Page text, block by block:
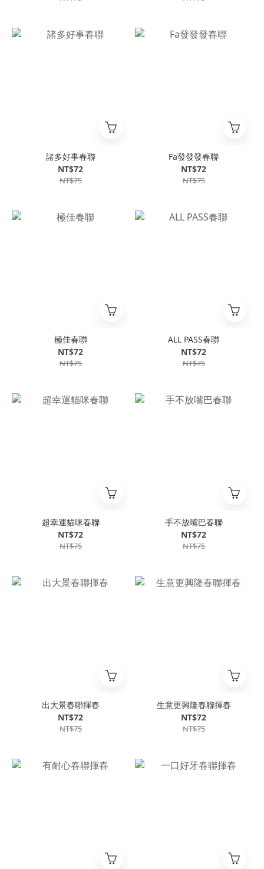
諸多好事春聯
NT$72
NT$75
Fa發發發春聯
NT$72
NT$75
極佳春聯
NT$72
NT$75
ALL PASS春聯
NT$72
NT$75
超幸運貓咪春聯
NT$72
NT$75
手不放嘴巴春聯
NT$72
NT$75
出大景春聯揮春
NT$72
NT$75
生意更興隆春聯揮春
NT$72
NT$75